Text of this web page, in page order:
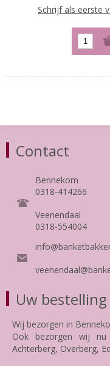
Schrijf als eerste
Contact
Bennekom
0318-414266
Veenendaal
0318-554004
Uw bestelling
Wij bezorgen in
Ook bezorgen wij nu
Achterberg, Overberg,